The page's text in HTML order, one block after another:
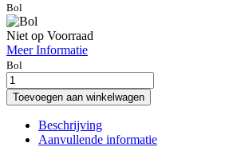
Bol
Niet op Voorraad
Meer Informatie
Bol
apple-
macbook-
pro-
mid-
2017-
Toevoegen aan winkelwagen
Beschrijving
Aanvullende informatie